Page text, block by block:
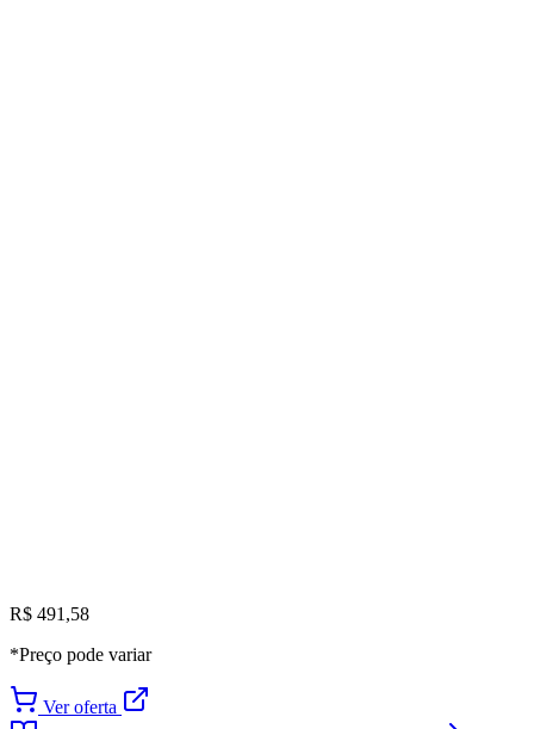
R$ 491,58
*Preço pode variar
Ver oferta